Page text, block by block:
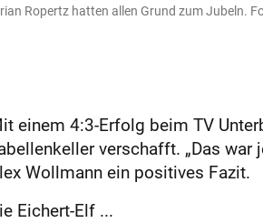
Ropertz hatten allen Grund zum Jubeln.
einem 4:3-Erfolg beim TV
verschafft. „Das
Wollmann ein positives Fazit.
Eichert-Elf ...